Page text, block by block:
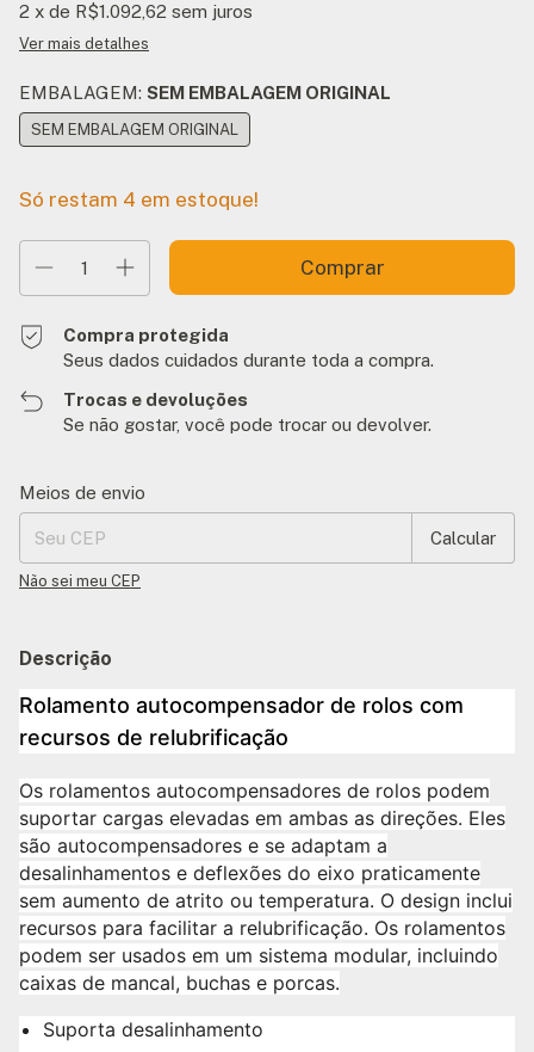
2 x de R$1.092,62 sem juros
Ver mais detalhes
EMBALAGEM: SEM EMBALAGEM ORIGINAL
SEM EMBALAGEM ORIGINAL
Só restam 4 em estoque!
Compra protegida
Seus dados cuidados durante toda a compra.
Trocas e devoluções
Se não gostar, você pode trocar ou devolver.
Entregas para o CEP:
Meios de envio
Calcular
Não sei meu CEP
Descrição
Rolamento autocompensador de rolos com
recursos de relubrificação
Os rolamentos autocompensadores de rolos podem
suportar cargas elevadas em ambas as direções. Eles
são autocompensadores e se adaptam a
desalinhamentos e deflexões do eixo praticamente
sem aumento de atrito ou temperatura. O design inclui
recursos para facilitar a relubrificação. Os rolamentos
podem ser usados em um sistema modular, incluindo
caixas de mancal, buchas e porcas.
Suporta desalinhamento